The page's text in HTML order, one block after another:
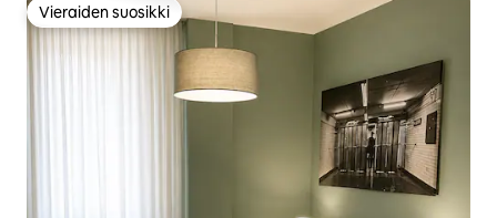
Vieraiden suosikki
Vieraiden suosikki